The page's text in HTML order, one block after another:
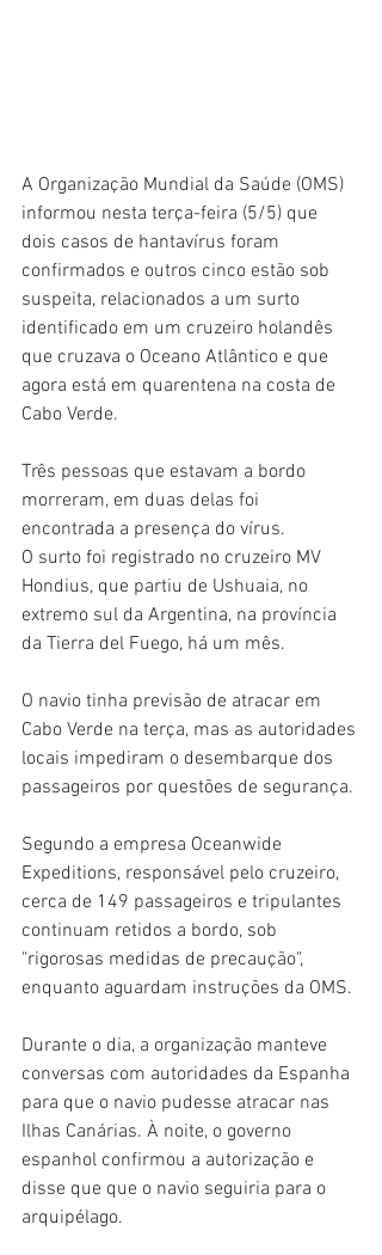
A Organização Mundial da Saúde (OMS)
informou nesta terça-feira (5/5) que
dois casos de hantavírus foram
confirmados e outros cinco estão sob
suspeita, relacionados a um surto
identificado em um cruzeiro holandês
que cruzava o Oceano Atlântico e que
agora está em quarentena na costa de
Cabo Verde.
Três pessoas que estavam a bordo
morreram, em duas delas foi
encontrada a presença do vírus.
O surto foi registrado no cruzeiro MV
Hondius, que partiu de Ushuaia, no
extremo sul da Argentina, na província
da Tierra del Fuego, há um mês.
O navio tinha previsão de atracar em
Cabo Verde na terça, mas as autoridades
locais impediram o desembarque dos
passageiros por questões de segurança.
Segundo a empresa Oceanwide
Expeditions, responsável pelo cruzeiro,
cerca de 149 passageiros e tripulantes
continuam retidos a bordo, sob
"rigorosas medidas de precaução",
enquanto aguardam instruções da OMS.
Durante o dia, a organização manteve
conversas com autoridades da Espanha
para que o navio pudesse atracar nas
Ilhas Canárias. À noite, o governo
espanhol confirmou a autorização e
disse que que o navio seguiria para o
arquipélago.